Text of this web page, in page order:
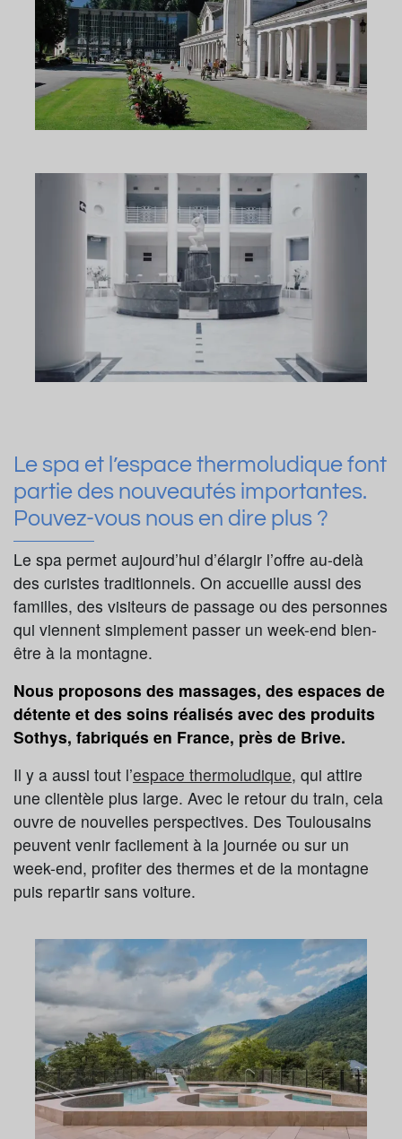
Le spa et l’espace thermoludique font
partie des nouveautés importantes.
Pouvez-vous nous en dire plus ?
Le spa permet aujourd’hui d’élargir l’offre au-delà
des curistes traditionnels. On accueille aussi des
familles, des visiteurs de passage ou des personnes
qui viennent simplement passer un week-end bien-
être à la montagne.
Nous proposons des massages, des espaces de
détente et des soins réalisés avec des produits
Sothys, fabriqués en France, près de Brive.
Il y a aussi tout l’espace thermoludique, qui attire
une clientèle plus large. Avec le retour du train, cela
ouvre de nouvelles perspectives. Des Toulousains
peuvent venir facilement à la journée ou sur un
week-end, profiter des thermes et de la montagne
puis repartir sans voiture.